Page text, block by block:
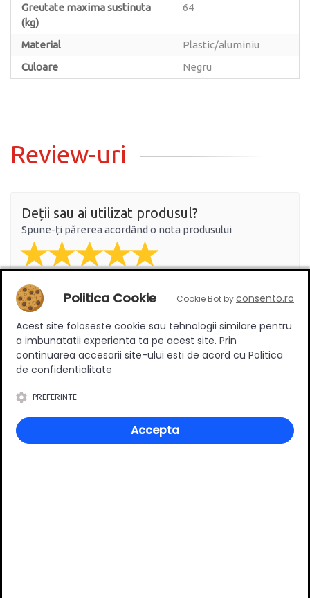
Greutate maxima sustinuta
(kg)
64
Material
Plastic/aluminiu
Culoare
Negru
Review-uri
Deții sau ai utilizat produsul?
Spune-ți părerea acordând o nota produsului
Adaugă un review
Ratingul general al produsului
0(0 review-uri)
Politica Cookie Cookie Bot byconsento.ro
Acest site foloseste cookie sau tehnologii similare pentru
a imbunatatii experienta ta pe acest site. Prin
continuarea accesarii site-ului esti de acord cu Politica
de confidentialitate
PREFERINTE
Accepta